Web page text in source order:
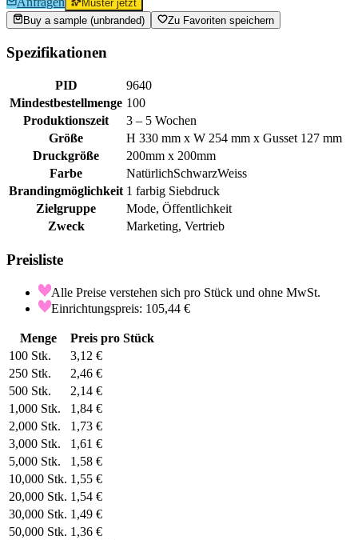
Muster jetzt
Buy a sample (unbranded)
Zu Favoriten speichern
Spezifikationen
PID
9640
Mindestbestellmenge 100
Produktionszeit
3 – 5 Wochen
Größe
H 330 mm x W 254 mm x Gusset 127 mm
Druckgröße
200mm x 200mm
Farbe
NatürlichSchwarzWeiss
Brandingmöglichkeit 1 farbig Siebdruck
Zielgruppe
Mode, Öffentlichkeit
Zweck
Marketing, Vertrieb
Preisliste
Alle Preise verstehen sich pro Stück und ohne MwSt.
Einrichtungspreis: 105,44 €
Menge
Preis pro Stück
100 Stk.
3,12 €
250 Stk.
2,46 €
500 Stk.
2,14 €
1,000 Stk.
1,84 €
2,000 Stk.
1,73 €
3,000 Stk.
1,61 €
5,000 Stk.
1,58 €
10,000 Stk. 1,55 €
20,000 Stk. 1,54 €
30,000 Stk. 1,49 €
50,000 Stk. 1,36 €